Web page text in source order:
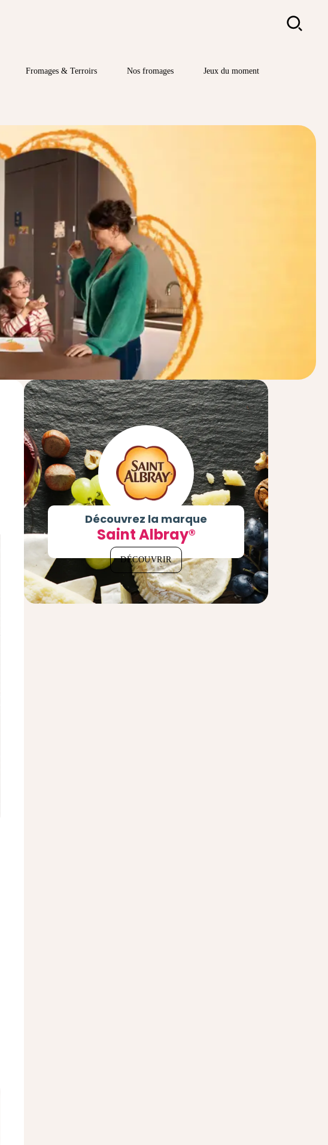
Rechercher
Fromages & Terroirs Nos fromages Jeux du moment
Découvrez la marque
Saint Albray®
DÉCOUVRIR